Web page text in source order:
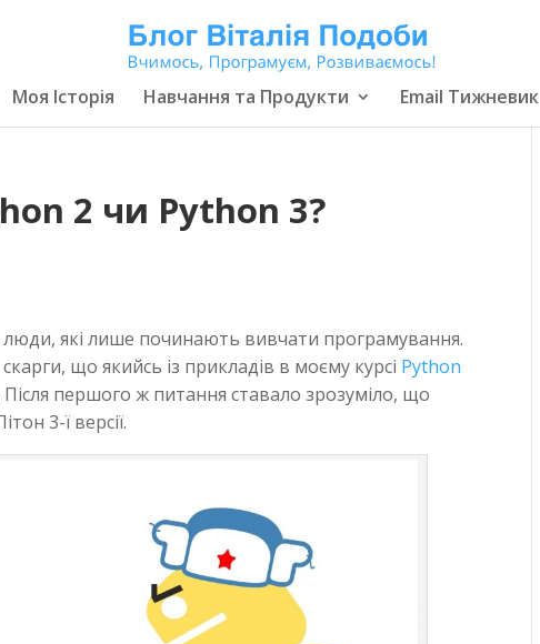
Моя Історія Навчання та Продукти Email Тижневик
2 чи Python 3?
які лише починають вивчати програмування.
що якийсь із прикладів в моєму курсі Python
першого ж питання ставало зрозуміло, що
3-ї версії.